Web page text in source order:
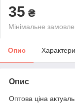
35 ₴
Мінімальне
Опис
Опис
Оптова ціна